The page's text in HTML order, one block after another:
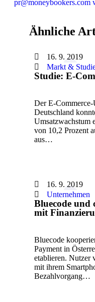
pr@moneybookers.com
Ähnliche
16. 9. 2019
Markt &
Studie: E-
Der E-
Deutschland
Umsatzwachstum
von 10,2 Prozent
aus…
16. 9. 2019
Unternehmen
Bluecode und
mit
Bluecode
Payment in
etablieren. Nutzer
mit ihrem
Bezahlvorgang…